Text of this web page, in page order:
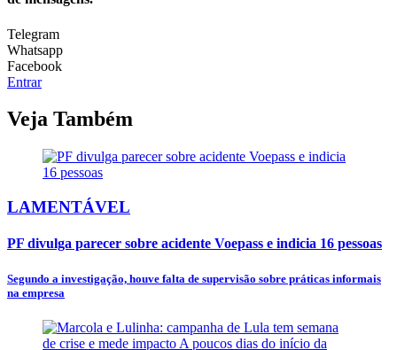
Telegram
Whatsapp
Facebook
Entrar
Veja Também
LAMENTÁVEL
PF divulga parecer sobre acidente Voepass e indicia 16 pessoas
Segundo a investigação, houve falta de supervisão sobre práticas informais
na empresa